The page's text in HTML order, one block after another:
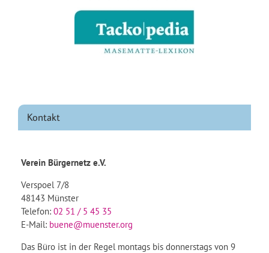
Kontakt
Verein Bürgernetz e.V.
Verspoel 7/8
48143 Münster
Telefon: 02 51 / 5 45 35
E-Mail: buene@muenster.org
Das Büro ist in der Regel montags bis donnerstags von 9